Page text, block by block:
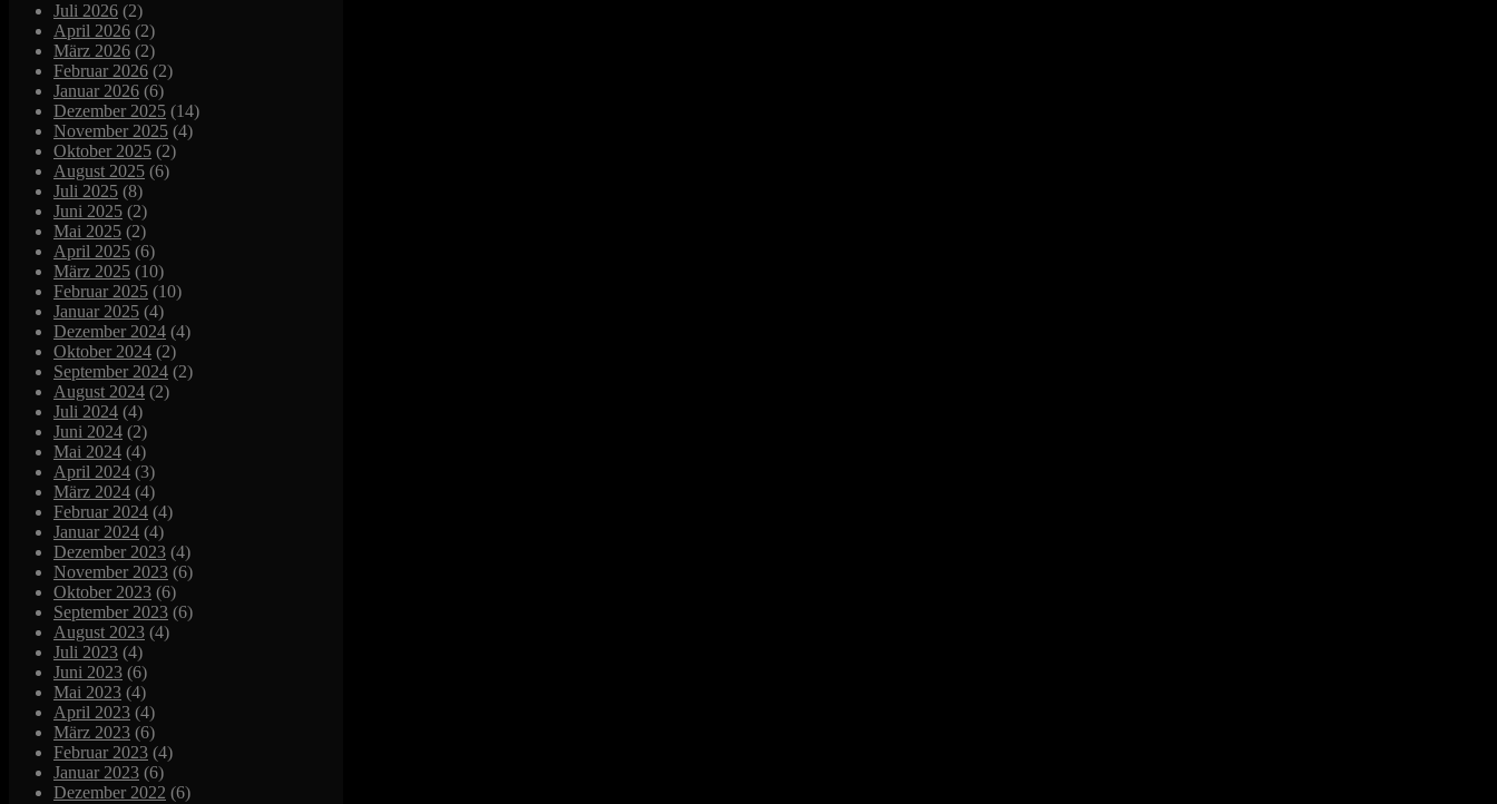
Juli 2026 (2)
April 2026 (2)
März 2026 (2)
Februar 2026 (2)
Januar 2026 (6)
Dezember 2025 (14)
November 2025 (4)
Oktober 2025 (2)
August 2025 (6)
Juli 2025 (8)
Juni 2025 (2)
Mai 2025 (2)
April 2025 (6)
März 2025 (10)
Februar 2025 (10)
Januar 2025 (4)
Dezember 2024 (4)
Oktober 2024 (2)
September 2024 (2)
August 2024 (2)
Juli 2024 (4)
Juni 2024 (2)
Mai 2024 (4)
April 2024 (3)
März 2024 (4)
Februar 2024 (4)
Januar 2024 (4)
Dezember 2023 (4)
November 2023 (6)
Oktober 2023 (6)
September 2023 (6)
August 2023 (4)
Juli 2023 (4)
Juni 2023 (6)
Mai 2023 (4)
April 2023 (4)
März 2023 (6)
Februar 2023 (4)
Januar 2023 (6)
Dezember 2022 (6)